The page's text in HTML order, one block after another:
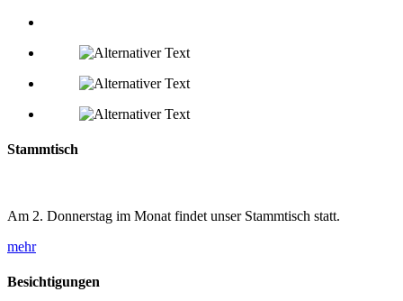
Stammtisch
Am 2. Donnerstag im Monat findet unser Stammtisch statt.
mehr
Besichtigungen